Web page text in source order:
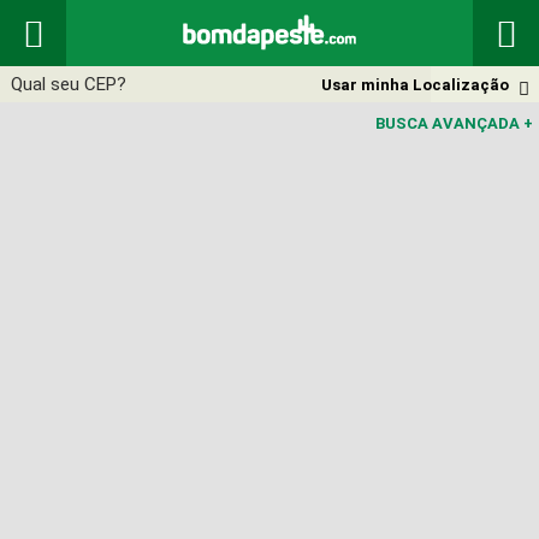
 

Usar minha Localização
BUSCA AVANÇADA +